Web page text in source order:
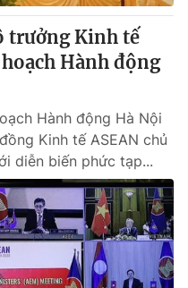
trưởng Kinh tế
Hành động
Hành động Hà Nội
Kinh tế ASEAN chủ
diễn biến phức tạp...